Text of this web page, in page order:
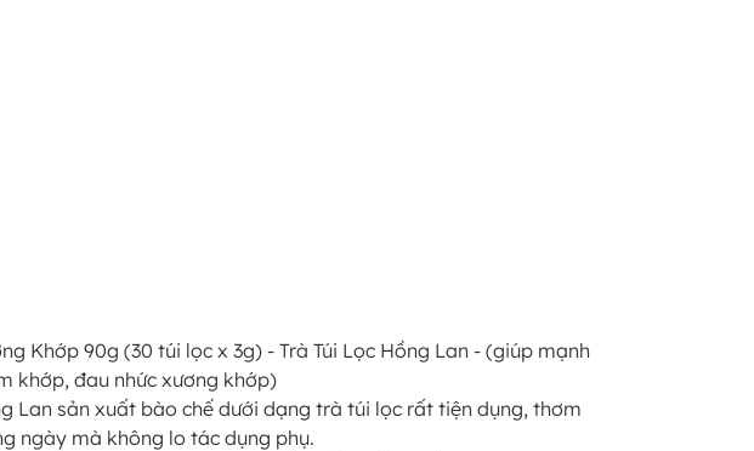
Khớp 90g (30 túi lọc x 3g) - Trà Túi Lọc Hồng Lan - (giúp mạnh
khớp, đau nhức xương khớp)
Lan sản xuất bào chế dưới dạng trà túi lọc rất tiện dụng, thơm
ngày mà không lo tác dụng phụ.